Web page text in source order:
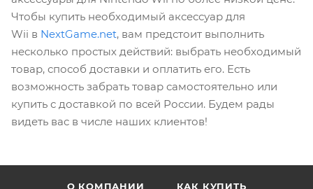
Чтобы купить необходимый аксессуар для
Wii в NextGame.net, вам предстоит выполнить
несколько простых действий: выбрать необходимый
товар, способ доставки и оплатить его. Есть
возможность забрать товар самостоятельно или
купить с доставкой по всей России. Будем рады
видеть вас в числе наших клиентов!
О КОМПАНИИ КАК КУПИТЬ